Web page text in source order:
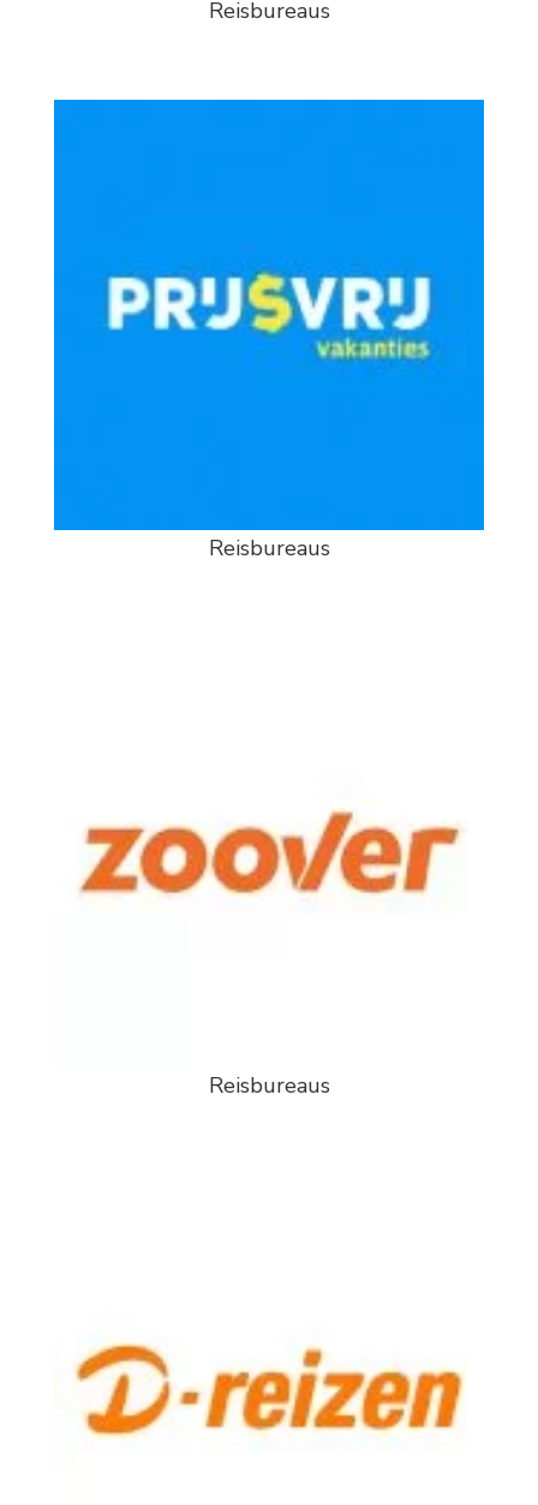
Reisbureaus
Reisbureaus
Reisbureaus